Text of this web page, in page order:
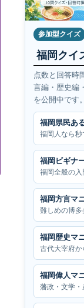
参加型クイズ
福岡クイ
点数と回答時
言編・歴史編
を公開中です。
福岡県民あ
福岡人なら
福岡ビギナ
福岡全般の入
福岡方言マ
難しめの博
福岡歴史マ
古代大宰府
福岡偉人マ
藩政・文学